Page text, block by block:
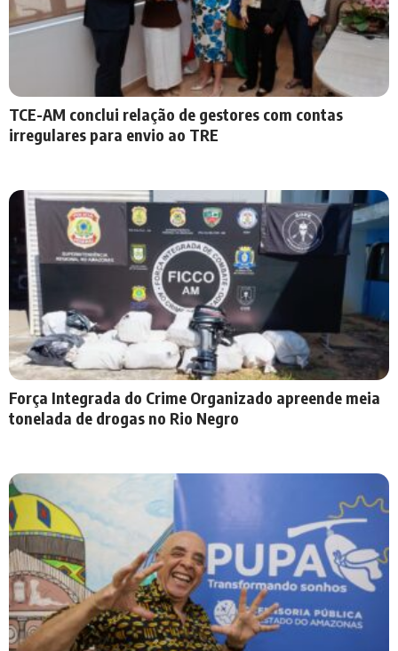
TCE-AM conclui relação de gestores com contas
irregulares para envio ao TRE
Força Integrada do Crime Organizado apreende meia
tonelada de drogas no Rio Negro